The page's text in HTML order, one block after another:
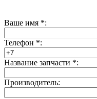
Ваше имя *:
Телефон *:
Название запчасти *:
Производитель: